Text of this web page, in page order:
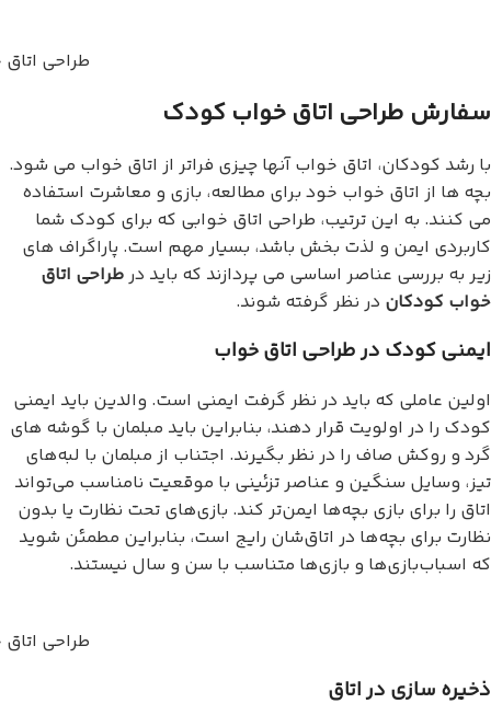
طراحی
سفارش طراحی اتاق خواب کودک
با رشد کودکان، اتاق خواب آنها چیزی فراتر از اتاق خواب می شود.
بچه ها از اتاق خواب خود برای مطالعه، بازی و معاشرت استفاده
می کنند. به این ترتیب، طراحی اتاق خوابی که برای کودک شما
کاربردی ایمن و لذت بخش باشد، بسیار مهم است. پاراگراف های
زیر به بررسی عناصر اساسی می پردازند که باید در طراحی اتاق
خواب کودکان در نظر گرفته شوند.
ایمنی کودک در طراحی اتاق خواب
اولین عاملی که باید در نظر گرفت ایمنی است. والدین باید ایمنی
کودک را در اولویت قرار دهند، بنابراین باید مبلمان با گوشه های
گرد و روکش صاف را در نظر بگیرند. اجتناب از مبلمان با لبه‌های
تیز، وسایل سنگین و عناصر تزئینی با موقعیت نامناسب می‌تواند
اتاق را برای بازی بچه‌ها ایمن‌تر کند. بازی‌های تحت نظارت یا بدون
نظارت برای بچه‌ها در اتاق‌شان رایج است، بنابراین مطمئن شوید
که اسباب‌بازی‌ها و بازی‌ها متناسب با سن و سال نیستند.
طراحی
ذخیره سازی در اتاق